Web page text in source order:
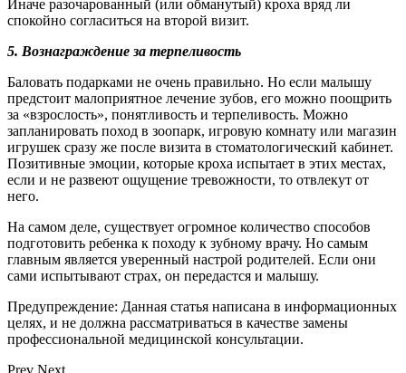
Иначе разочарованный (или обманутый) кроха вряд ли
спокойно согласиться на второй визит.
5. Вознаграждение за терпеливость
Баловать подарками не очень правильно. Но если малышу
предстоит малоприятное лечение зубов, его можно поощрить
за «взрослость», понятливость и терпеливость. Можно
запланировать поход в зоопарк, игровую комнату или магазин
игрушек сразу же после визита в стоматологический кабинет.
Позитивные эмоции, которые кроха испытает в этих местах,
если и не развеют ощущение тревожности, то отвлекут от
него.
На самом деле, существует огромное количество способов
подготовить ребенка к походу к зубному врачу. Но самым
главным является уверенный настрой родителей. Если они
сами испытывают страх, он передастся и малышу.
Предупреждение: Данная статья написана в информационных
целях, и не должна рассматриваться в качестве замены
профессиональной медицинской консультации.
Prev Next